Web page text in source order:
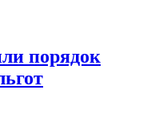
порядок